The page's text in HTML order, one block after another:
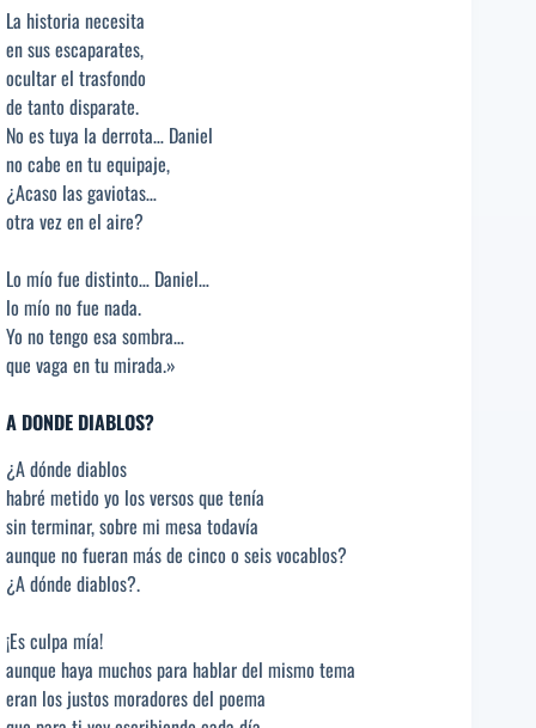
La historia necesita
en sus escaparates,
ocultar el trasfondo
de tanto disparate.
No es tuya la derrota… Daniel
no cabe en tu equipaje,
¿Acaso las gaviotas…
otra vez en el aire?
Lo mío fue distinto… Daniel…
lo mío no fue nada.
Yo no tengo esa sombra…
que vaga en tu mirada.»
A DONDE DIABLOS?
¿A dónde diablos
habré metido yo los versos que tenía
sin terminar, sobre mi mesa todavía
aunque no fueran más de cinco o seis vocablos?
¿A dónde diablos?.
¡Es culpa mía!
aunque haya muchos para hablar del mismo tema
eran los justos moradores del poema